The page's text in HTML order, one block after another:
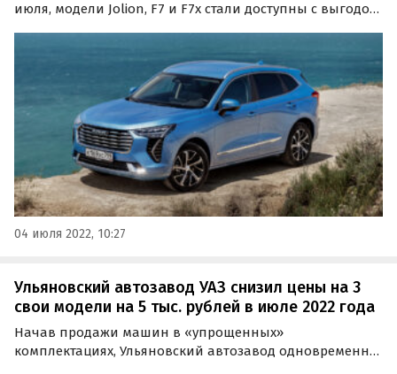
июля, модели Jolion, F7 и F7x стали доступны с выгодой,
04 июля 2022, 10:27
Ульяновский автозавод УАЗ снизил цены на 3
свои модели на 5 тыс. рублей в июле 2022 года
Начав продажи машин в «упрощенных»
комплектациях, Ульяновский автозавод одновременно